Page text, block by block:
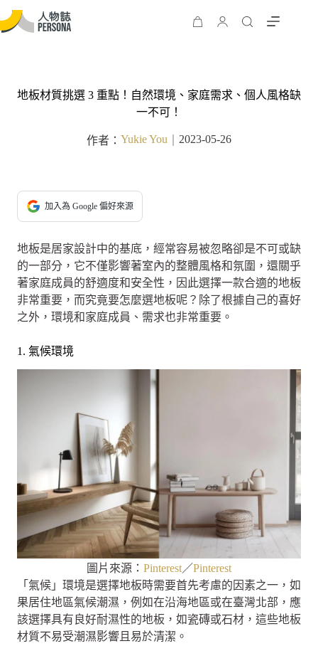
地板材質挑選 3 重點！自然環境、家庭需求、個人風格缺
一不可！
作者： Yukie You 2023-05-26
加入為 Google 偏好來源
地板是居家設計中的基底，經常容易被忽略卻是不可或缺
的一部分，它不僅影響著室內的整體風格和氛圍，還關乎
著家庭成員的舒適度和安全性，因此選擇一款合適的地板
非常重要，而究竟要怎麼選地板呢？除了根據自己的喜好
之外，環境和家庭成員、需求也非常重要。
1. 氣候環境
圖片來源： Pinterest／Pinterest
「氣候」環境是選擇地板時需要首先考慮的因素之一，如
果居住地區氣候潮濕，例如在沿海地區或在臺灣北部，應
該選擇具有良好耐濕性的地板，如瓷磚或石材，這些地板
材質不易受潮濕影響且易於清潔。